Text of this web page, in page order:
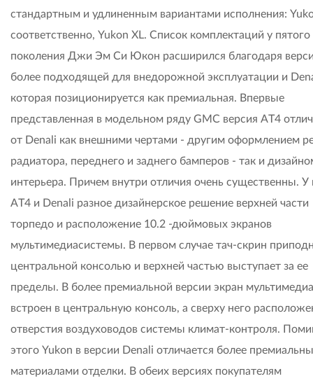
стандартным и удлиненным вариантами исполнения:
соответственно, Yukon XL. Список комплектаций у пятого
поколения Джи Эм Си Юкон расширился благодаря
более подходящей для внедорожной эксплуатации и
которая позиционируется как премиальная. Впервые
представленная в модельном ряду GMC версия AT4
от Denali как внешними чертами - другим оформлением
радиатора, переднего и заднего бамперов - так и
интерьера. Причем внутри отличия очень существенны. У
AT4 и Denali разное дизайнерское решение верхней части
торпедо и расположение 10.2 -дюймовых экранов
мультимедиасистемы. В первом случае тач-скрин
центральной консолью и верхней частью выступает за ее
пределы. В более премиальной версии экран мультимедиа
встроен в центральную консоль, а сверху него
отверстия воздуховодов системы климат-контроля.
этого Yukon в версии Denali отличается более
материалами отделки. В обеих версиях покупателям